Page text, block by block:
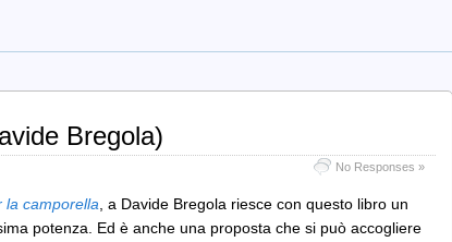
Bregola)
No Responses »
la camporella , a Davide Bregola riesce con questo libro un
potenza. Ed è anche una proposta che si può accogliere